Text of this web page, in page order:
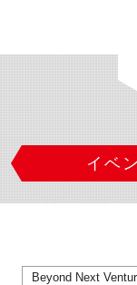
イベ
Beyond Next